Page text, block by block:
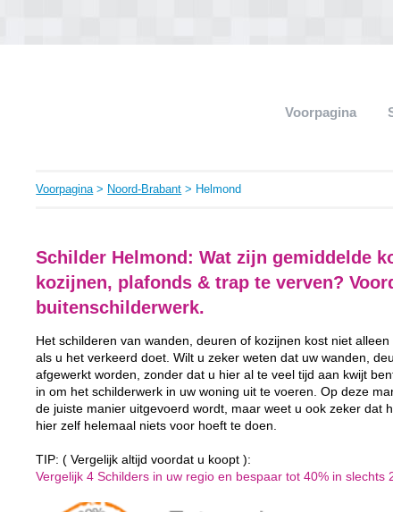
Voorpagina
Voorpagina> Noord-Brabant > Helmond
Schilder Helmond: Wat zijn gemiddelde
kozijnen, plafonds & trap te verven?
buitenschilderwerk.
Het schilderen van wanden, deuren of kozijnen kost niet
als u het verkeerd doet. Wilt u zeker weten dat uw wanden,
afgewerkt worden, zonder dat u hier al te veel tijd aan kwijt
in om het schilderwerk in uw woning uit te voeren. Op deze
de juiste manier uitgevoerd wordt, maar weet u ook zeker dat
hier zelf helemaal niets voor hoeft te doen.
TIP: ( Vergelijk altijd voordat u koopt ):
Vergelijk 4 Schilders in uw regio en bespaar tot 40% in slechts